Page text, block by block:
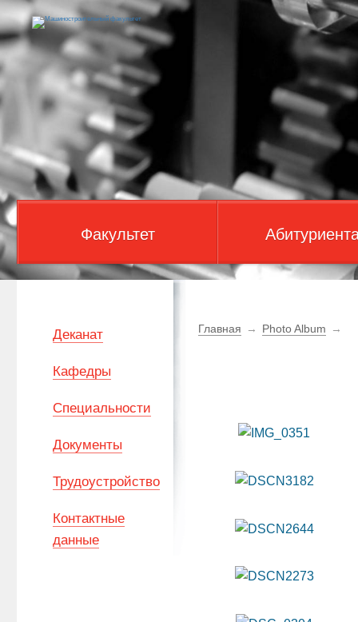
Факультет
Главная → Photo Album →
Деканат
Кафедры
Специальности
Документы
Трудоустройство
Контактные
данные